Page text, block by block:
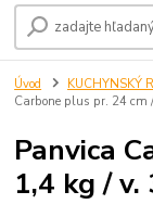
Úvod KUCHYNSKÝ
Carbone plus pr. 24 cm
Panvica
1,4 kg / v.